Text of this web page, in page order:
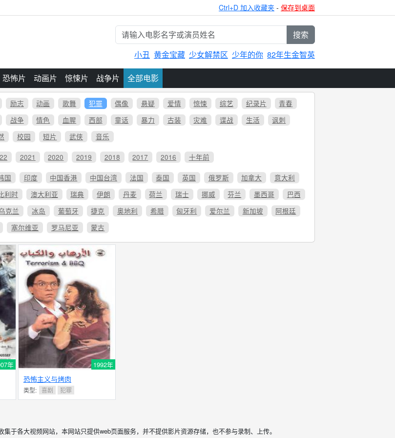
Ctrl+D 加入收藏夹 - 保存到桌面
搜索
小丑 黄金宝藏 少女解禁区 少年的你 82年生金智英
恐怖片 动画片 惊悚片 战争片 全部电影
励志 动画 歌舞 犯罪 偶像 悬疑 爱情 惊悚 综艺 纪录片
青春
战争 情色 血腥 西部 童话 暴力 古装 灾难 谍战 生活
讽刺
校园 短片 武侠 音乐
2021 2020 2019 2018 2017 2016 十年前
国 印度 中国香港 中国台湾 法国 泰国 英国 俄罗斯 加拿大
意大利
利时 澳大利亚 瑞典 伊朗 丹麦 荷兰 瑞士 挪威 芬兰 墨西哥
巴西
克兰 冰岛 葡萄牙 捷克 奥地利 希腊 匈牙利 爱尔兰 新加坡
阿根廷
塞尔维亚 罗马尼亚 蒙古
年 1992年
恐怖主义与烤肉
类型: 喜剧 犯罪
于各大视频网站，本网站只提供web页面服务，并不提供影片资源存储，也不参与录制、上传。